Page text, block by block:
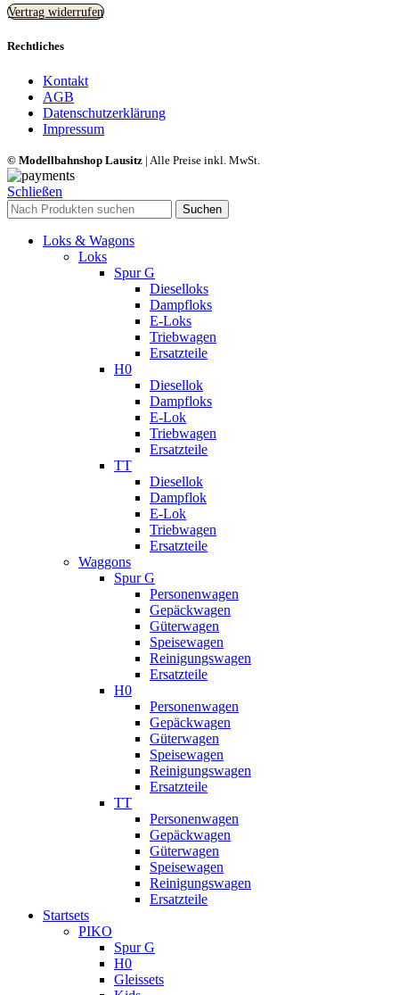
Vertrag widerrufen
Rechtliches
Kontakt
AGB
Datenschutzerklärung
Impressum
© Modellbahnshop Lausitz | Alle Preise inkl. MwSt.
Schließen
Suchen
Loks & Wagons
Loks
Spur G
Dieselloks
Dampfloks
E-Loks
Triebwagen
Ersatzteile
H0
Diesellok
Dampfloks
E-Lok
Triebwagen
Ersatzteile
TT
Diesellok
Dampflok
E-Lok
Triebwagen
Ersatzteile
Waggons
Spur G
Personenwagen
Gepäckwagen
Güterwagen
Speisewagen
Reinigungswagen
Ersatzteile
H0
Personenwagen
Gepäckwagen
Güterwagen
Speisewagen
Reinigungswagen
Ersatzteile
TT
Personenwagen
Gepäckwagen
Güterwagen
Speisewagen
Reinigungswagen
Ersatzteile
Startsets
PIKO
Spur G
H0
Gleissets